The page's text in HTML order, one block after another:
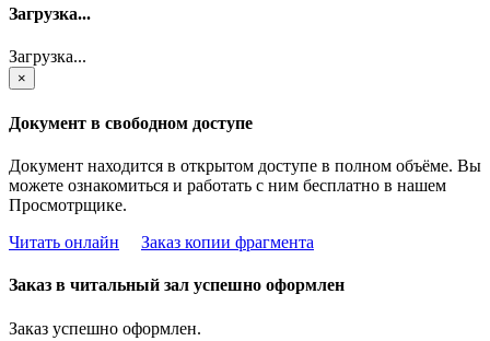
Загрузка...
Загрузка...
×
Документ в свободном доступе
Документ находится в открытом доступе в полном объёме. Вы
можете ознакомиться и работать с ним бесплатно в нашем
Просмотрщике.
Читать онлайн
Заказ копии фрагмента
Заказ в читальный зал успешно оформлен
Заказ успешно оформлен.